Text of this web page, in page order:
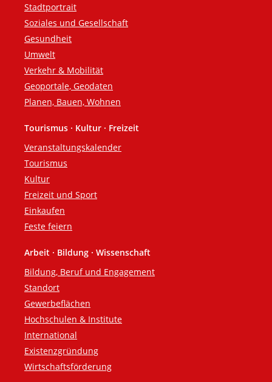
Stadtportrait
Soziales und Gesellschaft
Gesundheit
Umwelt
Verkehr & Mobilität
Geoportale, Geodaten
Planen, Bauen, Wohnen
Tourismus · Kultur · Freizeit
Veranstaltungskalender
Tourismus
Kultur
Freizeit und Sport
Einkaufen
Feste feiern
Arbeit · Bildung · Wissenschaft
Bildung, Beruf und Engagement
Standort
Gewerbeflächen
Hochschulen & Institute
International
Existenzgründung
Wirtschaftsförderung